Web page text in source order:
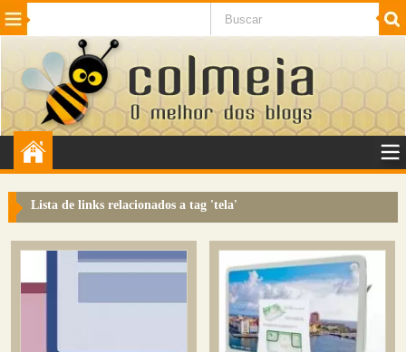
Beleza Cinema e TV
Internet Jogos NotÃ­cias SaÃºde
VeÃ­culos Adulto
Sugerir Link
Colmeia Exchange
Perguntas Frequentes
Lista de links relacionados a tag 'tela'